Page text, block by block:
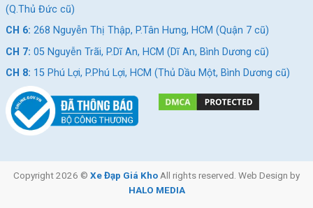
(Q.Thủ Đức cũ)
CH 6: 268 Nguyễn Thị Thập, P.Tân Hưng, HCM (Quận 7 cũ)
CH 7: 05 Nguyễn Trãi, P.Dĩ An, HCM (Dĩ An, Bình Dương cũ)
CH 8: 15 Phú Lợi, P.Phú Lợi, HCM (Thủ Dầu Một, Bình Dương cũ)
Copyright 2026 © Xe Đạp Giá Kho All rights reserved. Web Design by
HALO MEDIA